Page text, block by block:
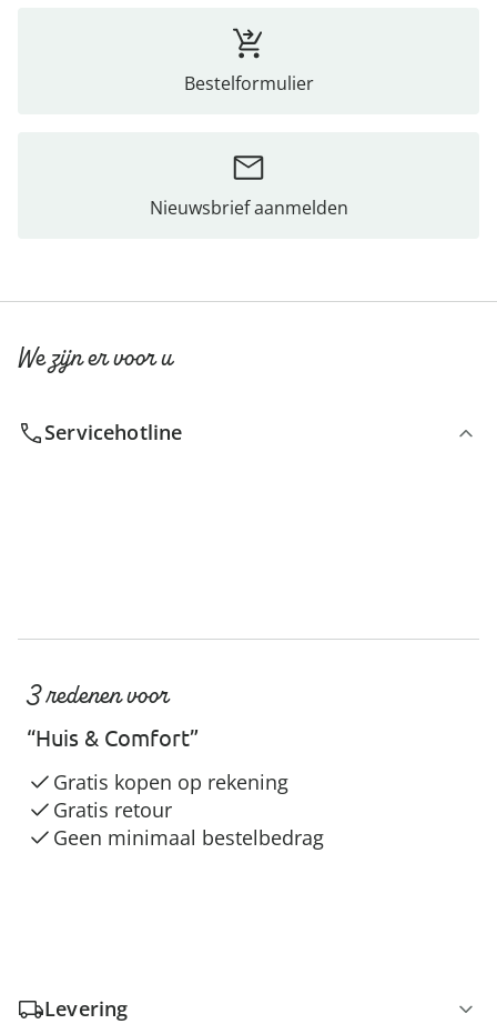
Bestelformulier
Nieuwsbrief aanmelden
We zijn er voor u
Servicehotline
3 redenen voor
“Huis & Comfort”
Gratis kopen op rekening
Gratis retour
Geen minimaal bestelbedrag
Levering